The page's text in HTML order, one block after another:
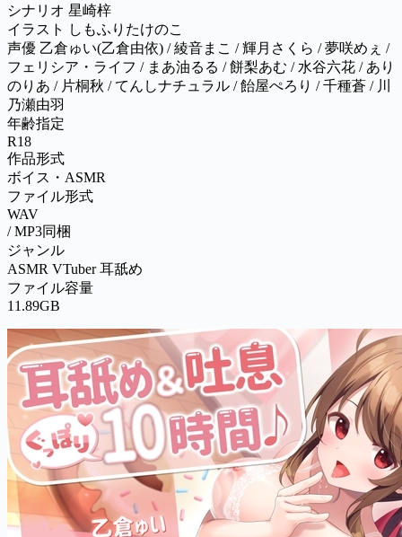
シナリオ 星崎梓
イラスト しもふりたけのこ
声優 乙倉ゅい(乙倉由依) / 綾音まこ / 輝月さくら / 夢咲めぇ /
フェリシア・ライフ / まあ油るる / 餅梨あむ / 水谷六花 / あり
のりあ / 片桐秋 / てんしナチュラル / 飴屋ぺろり / 千種蒼 / 川
乃瀬由羽
年齢指定
R18
作品形式
ボイス・ASMR
ファイル形式
WAV
/ MP3同梱
ジャンル
ASMR VTuber 耳舐め
ファイル容量
11.89GB